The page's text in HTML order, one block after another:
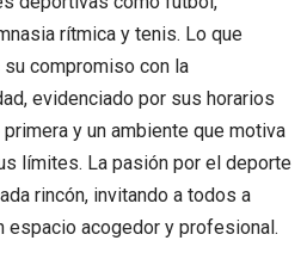
rítmica y tenis. Lo que
compromiso con la
evidenciado por sus horarios
y un ambiente que motiva
límites. La pasión por el deporte
rincón, invitando a todos a
espacio acogedor y profesional.